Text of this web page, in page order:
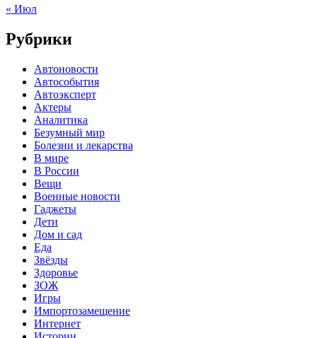
« Июл
Рубрики
Автоновости
Автособытия
Автоэксперт
Актеры
Аналитика
Безумный мир
Болезни и лекарства
В мире
В России
Вещи
Военные новости
Гаджеты
Дети
Дом и сад
Еда
Звёзды
Здоровье
ЗОЖ
Игры
Импортозамещение
Интернет